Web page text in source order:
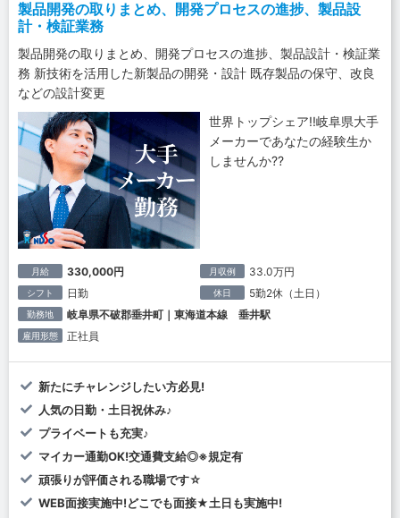
製品開発の取りまとめ、開発プロセスの進捗、製品設
計・検証業務
製品開発の取りまとめ、開発プロセスの進捗、製品設計・検証業
務 新技術を活用した新製品の開発・設計 既存製品の保守、改良
などの設計変更
世界トップシェア!!岐阜県大手
メーカーであなたの経験生か
しませんか??
月給 330,000円 月収例 33.0万円
シフト 日勤 休日 5勤2休（土日）
勤務地 岐阜県不破郡垂井町｜東海道本線 垂井駅
雇用形態 正社員
新たにチャレンジしたい方必見!
人気の日勤・土日祝休み♪
プライベートも充実♪
マイカー通勤OK!交通費支給◎※規定有
頑張りが評価される職場です☆
WEB面接実施中!どこでも面接★土日も実施中!